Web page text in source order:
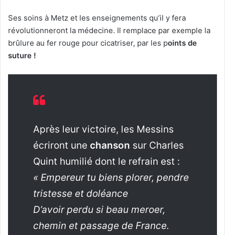
Ses soins à Metz et les enseignements qu’il y fera
révolutionneront la médecine. Il remplace par exemple la
brûlure au fer rouge pour cicatriser, par les points de
suture !
Après leur victoire, les Messins
écriront une chanson sur Charles
Quint humilié dont le refrain est :
« Empereur tu biens plorer, pendre
tristesse et doléance
D’avoir perdu si beau meroer,
chemin et passage de France.